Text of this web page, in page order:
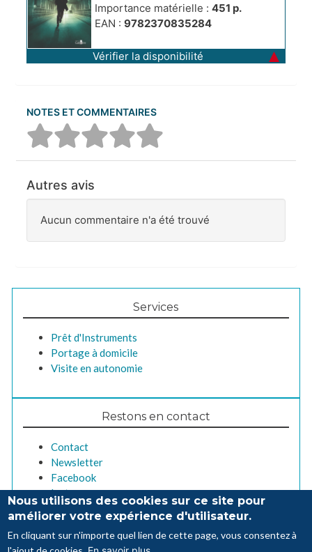
Importance matérielle : 451 p.
EAN : 9782370835284
Vérifier la disponibilité
NOTES ET COMMENTAIRES
Autres avis
Aucun commentaire n'a été trouvé
Services
Prêt d'Instruments
Portage à domicile
Visite en autonomie
Restons en contact
Contact
Newsletter
Facebook
Instagram
Nous utilisons des cookies sur ce site pour
améliorer votre expérience d'utilisateur.
En cliquant sur n'importe quel lien de cette page, vous consentez à